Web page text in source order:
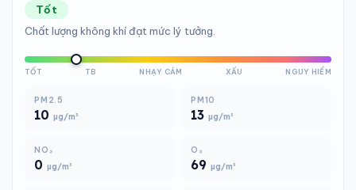
Tốt
Chất lượng không khí đạt mức lý tưởng.
TỐT TB NHẠY CẢM XẤU NGUY HIỂM
PM2.5
10 µg/m³
PM10
13 µg/m³
NO₂
0 µg/m³
O₃
69 µg/m³